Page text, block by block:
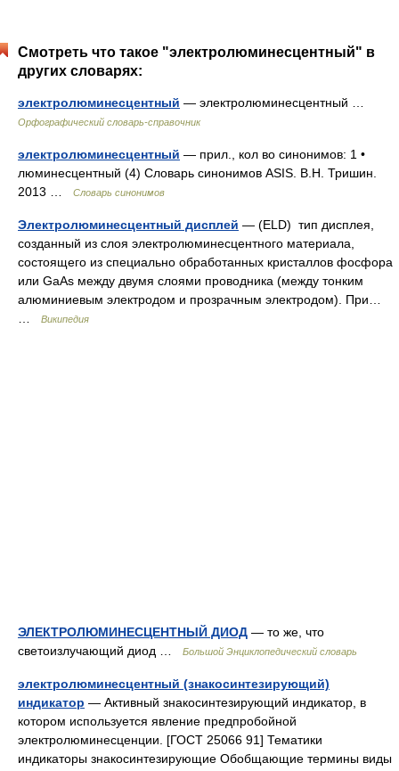
Смотреть что такое "электролюминесцентный" в
других словарях:
электролюминесцентный — электролюминесцентный …
Орфографический словарь-справочник
электролюминесцентный — прил., кол во синонимов: 1 •
люминесцентный (4) Словарь синонимов ASIS. В.Н. Тришин.
2013 …
Словарь синонимов
Электролюминесцентный дисплей — (ELD) тип дисплея,
созданный из слоя электролюминесцентного материала,
состоящего из специально обработанных кристаллов фосфора
или GaAs между двумя слоями проводника (между тонким
алюминиевым электродом и прозрачным электродом). При…
Википедия
ЭЛЕКТРОЛЮМИНЕСЦЕНТНЫЙ ДИОД — то же, что
светоизлучающий диод …
Большой Энциклопедический словарь
электролюминесцентный (знакосинтезирующий)
индикатор — Активный знакосинтезирующий индикатор, в
котором используется явление предпробойной
электролюминесценции. [ГОСТ 25066 91] Тематики
индикаторы знакосинтезирующие Обобщающие термины виды